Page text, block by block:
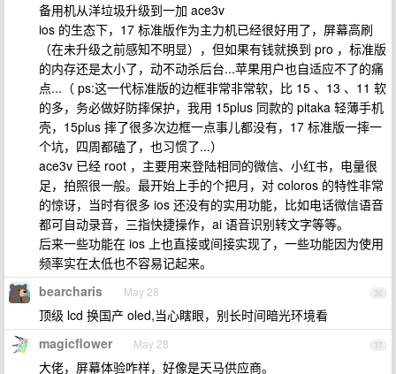
备用机从洋垃圾升级到一加 ace3v
ios 的生态下，17 标准版作为主力机已经很好用了，屏幕高刷
（在未升级之前感知不明显），但如果有钱就换到 pro ，标准版
的内存还是太小了，动不动杀后台...苹果用户也自适应不了的痛
点...（ ps:这一代标准版的边框非常非常软，比 15 、13 、11 软
的多，务必做好防摔保护，我用 15plus 同款的 pitaka 轻薄手机
壳，15plus 摔了很多次边框一点事儿都没有，17 标准版一摔一
个坑，四周都磕了，也习惯了...）
ace3v 已经 root ，主要用来登陆相同的微信、小红书，电量很
足，拍照很一般。最开始上手的个把月，对 coloros 的特性非常
的惊讶，当时有很多 ios 还没有的实用功能，比如电话微信语音
都可自动录音，三指快捷操作，ai 语音识别转文字等等。
后来一些功能在 ios 上也直接或间接实现了，一些功能因为使用
频率实在太低也不容易记起来。
36
bearcharis May 28
顶级 lcd 换国产 oled,当心瞎眼，别长时间暗光环境看
37
magicflower May 28
大佬，屏幕体验咋样，好像是天马供应商。